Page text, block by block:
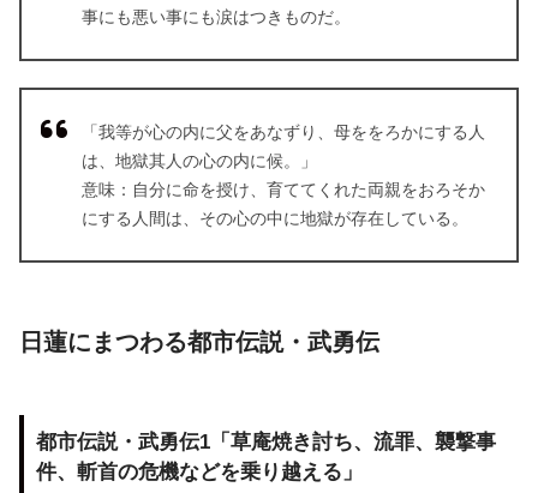
事にも悪い事にも涙はつきものだ。
「我等が心の内に父をあなずり、母ををろかにする人
は、地獄其人の心の内に候。」
意味：自分に命を授け、育ててくれた両親をおろそか
にする人間は、その心の中に地獄が存在している。
日蓮にまつわる都市伝説・武勇伝
都市伝説・武勇伝1「草庵焼き討ち、流罪、襲撃事
件、斬首の危機などを乗り越える」